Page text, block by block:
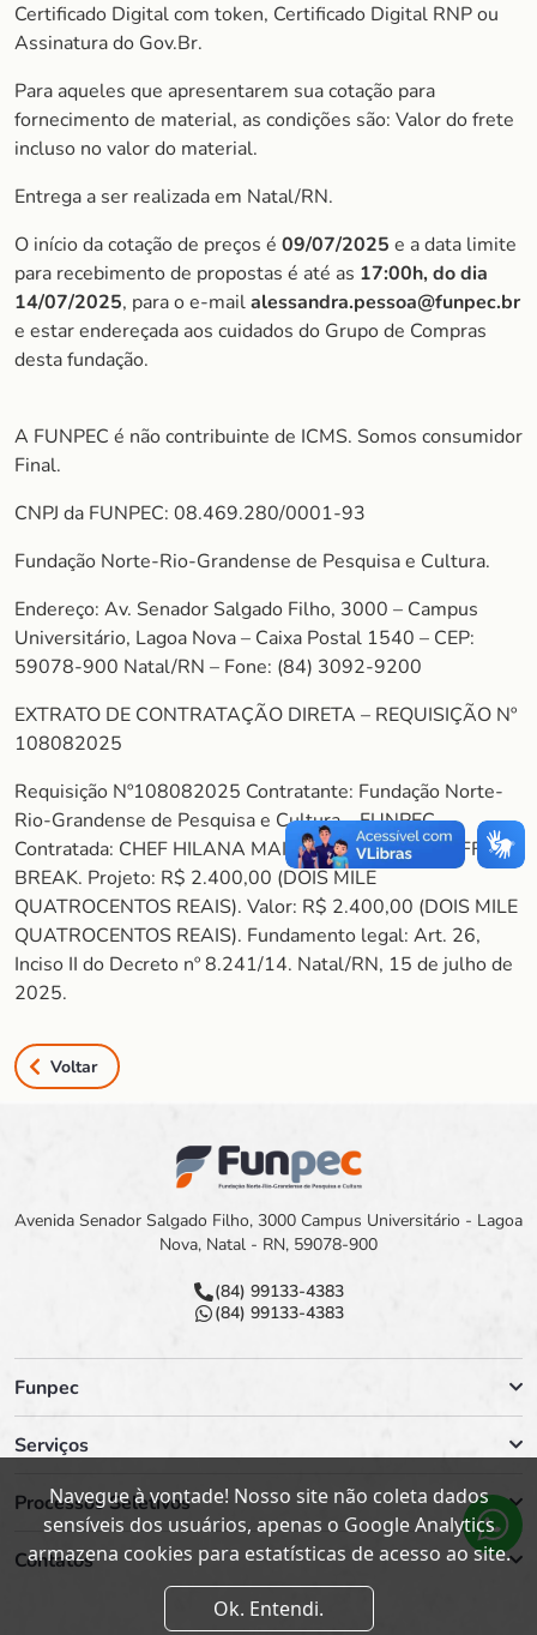
Certificado Digital com token, Certificado Digital RNP ou
Assinatura do Gov.Br.
Para aqueles que apresentarem sua cotação para
fornecimento de material, as condições são: Valor do frete
incluso no valor do material.
Entrega a ser realizada em Natal/RN.
O início da cotação de preços é 09/07/2025 e a data limite
para recebimento de propostas é até as 17:00h, do dia
14/07/2025, para o e-mailalessandra.pessoa@funpec.br
e estar endereçada aos cuidados do Grupo de Compras
desta fundação.
A FUNPEC é não contribuinte de ICMS. Somos consumidor
Final.
CNPJ da FUNPEC: 08.469.280/0001-93
Fundação Norte-Rio-Grandense de Pesquisa e Cultura.
Endereço: Av. Senador Salgado Filho, 3000 – Campus
Universitário, Lagoa Nova – Caixa Postal 1540 – CEP:
59078-900 Natal/RN – Fone: (84) 3092-9200
EXTRATO DE CONTRATAÇÃO DIRETA – REQUISIÇÃO Nº
108082025
Requisição Nº108082025 Contratante: Fundação Norte-
Rio-Grandense de Pesquisa e Cultura – FUNPEC.
Contratada: CHEF HILANA MAIA LTDA. Objeto: COFFE
BREAK. Projeto: R$ 2.400,00 (DOIS MILE
QUATROCENTOS REAIS). Valor: R$ 2.400,00 (DOIS MILE
QUATROCENTOS REAIS). Fundamento legal: Art. 26,
Inciso II do Decreto nº 8.241/14. Natal/RN, 15 de julho de
2025.
Voltar
Avenida Senador Salgado Filho, 3000 Campus Universitário - Lagoa
Nova, Natal - RN, 59078-900
(84) 99133-4383
(84) 99133-4383
Funpec
Serviços
Processos Seletivos
Contatos
Navegue à vontade! Nosso site não coleta dados
sensíveis dos usuários, apenas o Google Analytics
armazena cookies para estatísticas de acesso ao site.
Ok. Entendi.